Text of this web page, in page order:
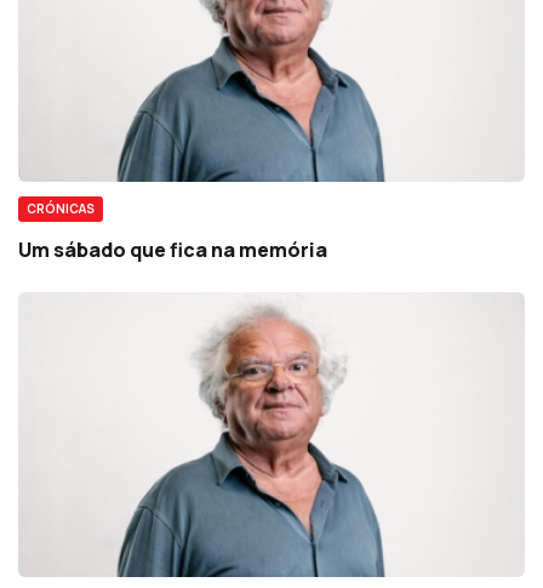
CRÓNICAS
Um sábado que fica na memória